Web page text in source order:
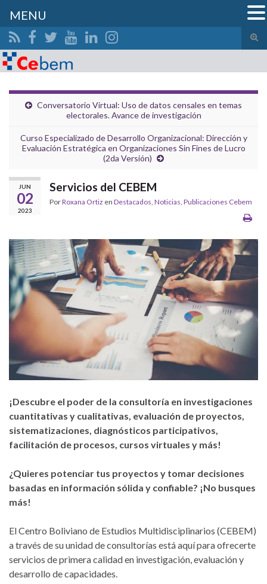
el
Search for:
Conversatorio Virtual: Uso de datos censales en temas
electorales. Avance de investigación
Curso Especializado de Desarrollo Organizacional: Dirección y
Evaluación Estratégica en Organizaciones Sin Fines de Lucro
(2da Versión)
JUN
02
2023
Servicios del CEBEM
PorRoxana Ortiz en Destacados, Noticias, Publicaciones Cebem
¡Descubre el poder de la consultoría en investigaciones
cuantitativas y cualitativas, evaluación de proyectos,
sistematizaciones, diagnósticos participativos,
facilitación de procesos, cursos virtuales y más!
¿Quieres potenciar tus proyectos y tomar decisiones
basadas en información sólida y confiable? ¡No busques
más!
El Centro Boliviano de Estudios Multidisciplinarios (CEBEM)
a través de su unidad de consultorías está aquí para ofrecerte
servicios de primera calidad en investigación, evaluación y
desarrollo de capacidades.
MENU